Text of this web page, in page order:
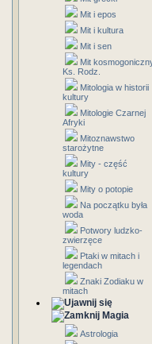
Mit i epos
Mit i kultura
Mit i sen
Mit
Ks. Rodz.
Mitologia w historii
kultury
Mitologie Czarnej
Afryki
Mitoznawstwo
starożytne
Mity - część
kultury
Mity o potopie
Na początku była
woda
Potwory ludzko-
zwierzęce
Ptaki w mitach i
legendach
Znaki Zodiaku w
mitach
Magia
Astrologia